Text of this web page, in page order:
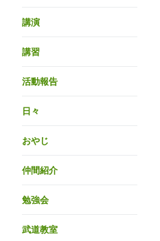
講演
講習
活動報告
日々
おやじ
仲間紹介
勉強会
武道教室